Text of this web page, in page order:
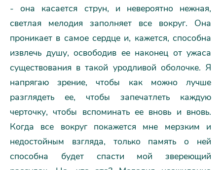
- она касается струн, и невероятно нежная,
светлая мелодия заполняет все вокруг. Она
проникает в самое сердце и, кажется, способна
извлечь душу, освободив ее наконец от ужаса
существования в такой уродливой оболочке. Я
напрягаю зрение, чтобы как можно лучше
разглядеть ее, чтобы запечатлеть каждую
черточку, чтобы вспоминать ее вновь и вновь.
Когда все вокруг покажется мне мерзким и
недостойным взгляда, только память о ней
способна будет спасти мой звереющий